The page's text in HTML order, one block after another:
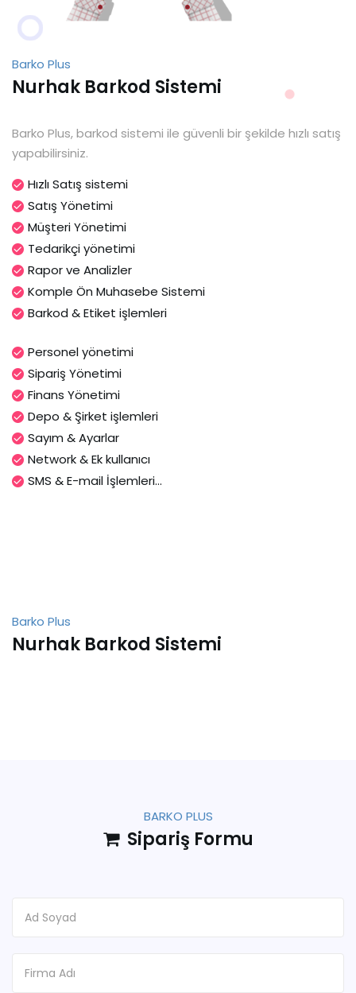
Barko Plus
Nurhak Barkod Sistemi
Barko Plus, barkod sistemi ile güvenli bir şekilde hızlı satış
yapabilirsiniz.
Hızlı Satış sistemi
Satış Yönetimi
Müşteri Yönetimi
Tedarikçi yönetimi
Rapor ve Analizler
Komple Ön Muhasebe Sistemi
Barkod & Etiket işlemleri
Personel yönetimi
Sipariş Yönetimi
Finans Yönetimi
Depo & Şirket işlemleri
Sayım & Ayarlar
Network & Ek kullanıcı
SMS & E-mail İşlemleri...
Barko Plus
Nurhak Barkod Sistemi
BARKO PLUS
Sipariş Formu